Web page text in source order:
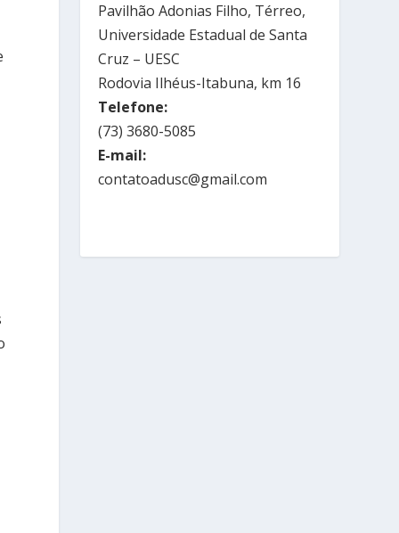
Pavilhão Adonias Filho, Térreo,
Universidade Estadual de Santa
Cruz – UESC
Rodovia Ilhéus-Itabuna, km 16
Telefone:
(73) 3680-5085
E-mail:
contatoadusc@gmail.com